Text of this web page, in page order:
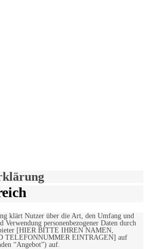
klärt Nutzer über die Art, den Umfang und
Verwendung personenbezogener Daten durch
[HIER BITTE IHREN NAMEN,
TELEFONNUMMER EINTRAGEN] auf
“Angebot”) auf.